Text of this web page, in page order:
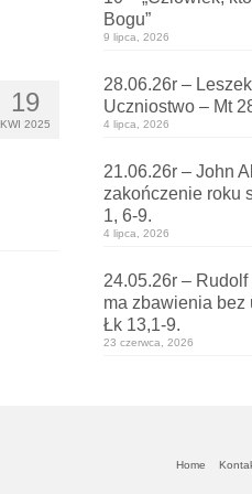
19
KWI 2025
Bogu”
9 lipca, 2026
28.06.26r –
Uczniostwo – Mt
4 lipca, 2026
21.06.26r – John
zakończenie roku
1, 6-9.
4 lipca, 2026
24.05.26r –
ma zbawienia bez
Łk 13,1-9.
23 czerwca, 2026
Home